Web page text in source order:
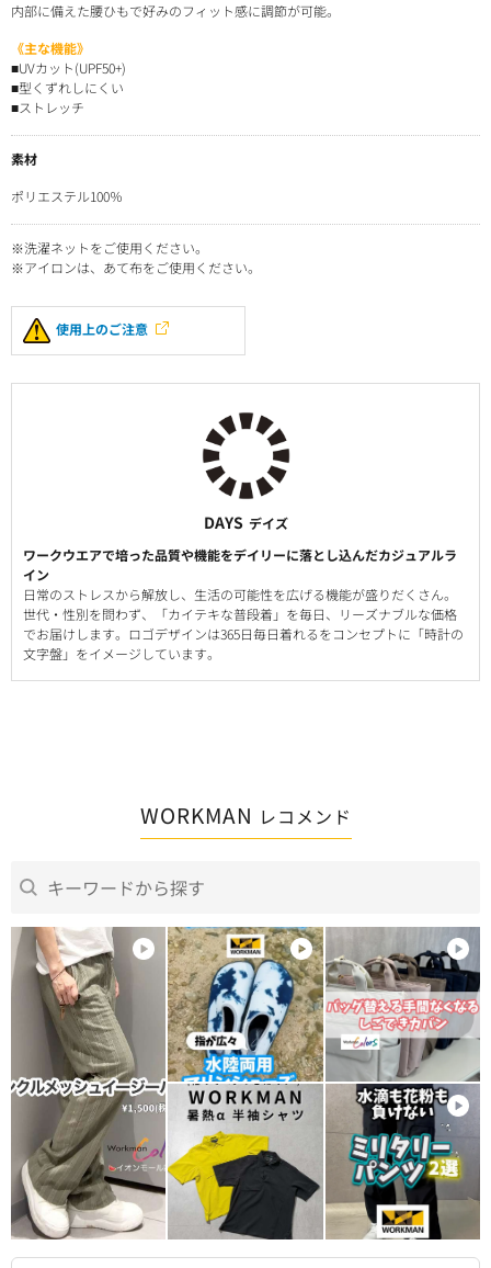
内部に備えた腰ひもで好みのフィット感に調節が可能。
《主な機能》
■UVカット(UPF50+)
■型くずれしにくい
■ストレッチ
素材
ポリエステル100％
※洗濯ネットをご使用ください。
※アイロンは、あて布をご使用ください。
使用上のご注意
DAYS デイズ
ワークウエアで培った品質や機能をデイリーに落とし込んだカジュアルラ
イン
日常のストレスから解放し、生活の可能性を広げる機能が盛りだくさん。
世代・性別を問わず、「カイテキな普段着」を毎日、リーズナブルな価格
でお届けします。ロゴデザインは365日毎日着れるをコンセプトに「時計の
文字盤」をイメージしています。
WORKMAN レコメンド